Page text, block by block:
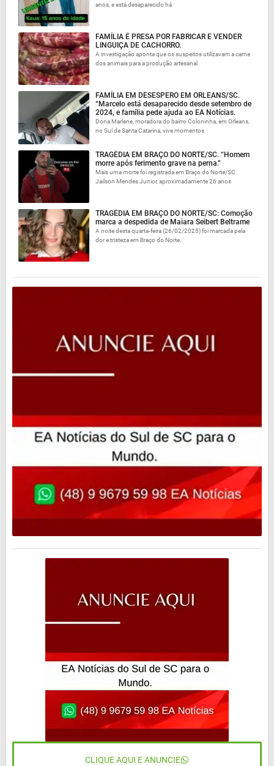
anos, e está desaparecido há
FAMÍLIA É PRESA POR FABRICAR E VENDER
LINGUIÇA DE CACHORRO.
A investigação aponta que os suspeitos utilizavam a carne
dos animais para a produção artesanal
FAMÍLIA EM DESESPERO EM ORLEANS/SC.
“Marcelo está desaparecido desde setembro de
2024, e família pede ajuda ao EA Notícias.
Dona Marlene, moradora do bairro Coloninha, em Orleans,
no Sul de Santa Catarina, vive momentos
TRAGÉDIA EM BRAÇO DO NORTE/SC. “Homem
morre após ferimento grave na perna.”
Mais uma morte foi registrada em Braço do Norte/SC.
Jailson Mendes Junior, aproximadamente 26 anos
TRAGÉDIA EM BRAÇO DO NORTE/SC: Comoção
marca a despedida de Maiara Seibert Beltrame
A noite desta quarta-feira (26/02/2025) foi marcada pela
dor e tristeza em Braço do Norte.
CLIQUE AQUI E ANUNCIE